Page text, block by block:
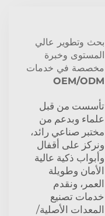
بحث وتطوير عالي
المستوى وخبرة
مخصصة في خدمات
OEM/ODM
تأسست من قبل
علماء وبدعم من
مختبر صناعي رائد،
ونركز على أقفال
وأبواب ذكية عالية
الأمان وطويلة
العمر، ونقدم
خدمات تصنيع
المعدات الأصلية/